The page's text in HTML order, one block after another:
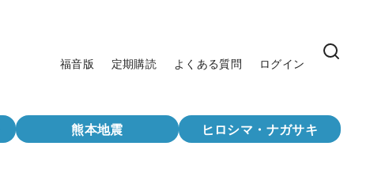
福音版 定期購読 よくある質問 ログイン
熊本地震 ヒロシマ・ナガサキ